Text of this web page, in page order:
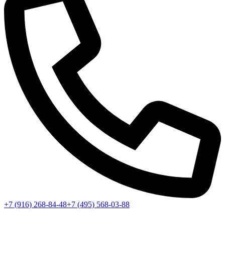
+7 (916) 268-84-48+7 (495) 568-03-88